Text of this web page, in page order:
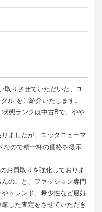
取りさせていただいた、ユ
ル をご紹介いたします。
態ランクは中古Bで、やや
ましたが、ユッタニューマ
なので精一杯の価格を提示
お買取りを強化しておりま
のこと、ファッション専門
トレンド、希少性など服好
した査定をさせていただき